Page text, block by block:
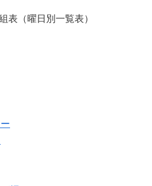
表（曜日別一覧表）